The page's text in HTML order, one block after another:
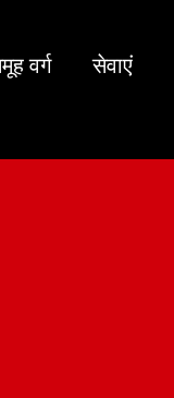
वर्ग सेवाएं